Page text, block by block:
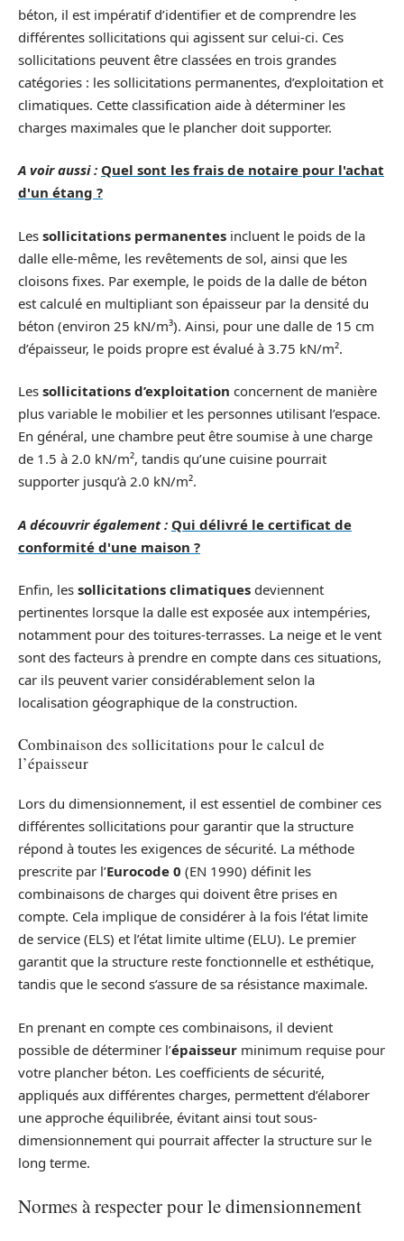
béton, il est impératif d’identifier et de comprendre les
différentes sollicitations qui agissent sur celui-ci. Ces
sollicitations peuvent être classées en trois grandes
catégories : les sollicitations permanentes, d’exploitation et
climatiques. Cette classification aide à déterminer les
charges maximales que le plancher doit supporter.
A voir aussi : Quel sont les frais de notaire pour l'achat
d'un étang ?
Les sollicitations permanentes incluent le poids de la
dalle elle-même, les revêtements de sol, ainsi que les
cloisons fixes. Par exemple, le poids de la dalle de béton
est calculé en multipliant son épaisseur par la densité du
béton (environ 25 kN/m³). Ainsi, pour une dalle de 15 cm
d’épaisseur, le poids propre est évalué à 3.75 kN/m².
Les sollicitations d’exploitation concernent de manière
plus variable le mobilier et les personnes utilisant l’espace.
En général, une chambre peut être soumise à une charge
de 1.5 à 2.0 kN/m², tandis qu’une cuisine pourrait
supporter jusqu’à 2.0 kN/m².
A découvrir également : Qui délivré le certificat de
conformité d'une maison ?
Enfin, les sollicitations climatiques deviennent
pertinentes lorsque la dalle est exposée aux intempéries,
notamment pour des toitures-terrasses. La neige et le vent
sont des facteurs à prendre en compte dans ces situations,
car ils peuvent varier considérablement selon la
localisation géographique de la construction.
Combinaison des sollicitations pour le calcul de
l’épaisseur
Lors du dimensionnement, il est essentiel de combiner ces
différentes sollicitations pour garantir que la structure
répond à toutes les exigences de sécurité. La méthode
prescrite par l’Eurocode 0 (EN 1990) définit les
combinaisons de charges qui doivent être prises en
compte. Cela implique de considérer à la fois l’état limite
de service (ELS) et l’état limite ultime (ELU). Le premier
garantit que la structure reste fonctionnelle et esthétique,
tandis que le second s’assure de sa résistance maximale.
En prenant en compte ces combinaisons, il devient
possible de déterminer l’épaisseur minimum requise pour
votre plancher béton. Les coefficients de sécurité,
appliqués aux différentes charges, permettent d’élaborer
une approche équilibrée, évitant ainsi tout sous-
dimensionnement qui pourrait affecter la structure sur le
long terme.
Normes à respecter pour le dimensionnement